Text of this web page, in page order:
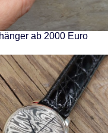
ab 2000 Euro